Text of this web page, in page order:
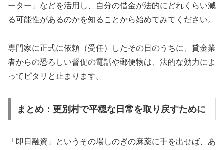
ーター」などを活用し、自分の借金が法的にどれくらい減
る可能性があるのかを知ることから始めてみてください。
専門家に正式に依頼（受任）したその日のうちに、貸金業
者からの恐ろしい督促の電話や郵便物は、法的な効力によ
ってピタリと止まります。
まとめ：更別村で平穏な日常を取り戻すために
「即日融資」というその場しのぎの麻薬に手を出せば、あ